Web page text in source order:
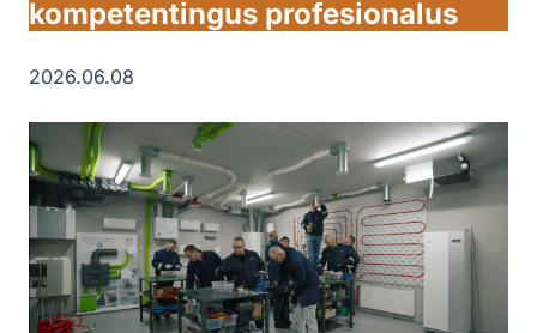
kompetentingus profesionalus
2026.06.08